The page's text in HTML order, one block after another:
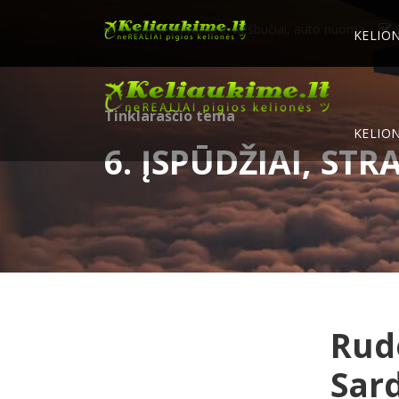
Pigiausi skrydžiai ir viešbučiai, auto nuoma
Tinklaraščio tema
6. ĮSPŪDŽIAI,